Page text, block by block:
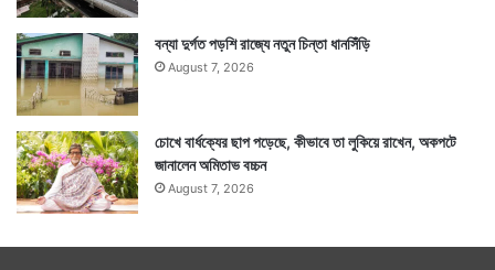
বন্যা দুর্গত পড়শি রাজ্যে নতুন চিন্তা ধানসিঁড়ি
August 7, 2026
চোখে বার্ধক্যের ছাপ পড়েছে, কীভাবে তা লুকিয়ে রাখেন, অকপটে
জানালেন অমিতাভ বচ্চন
August 7, 2026